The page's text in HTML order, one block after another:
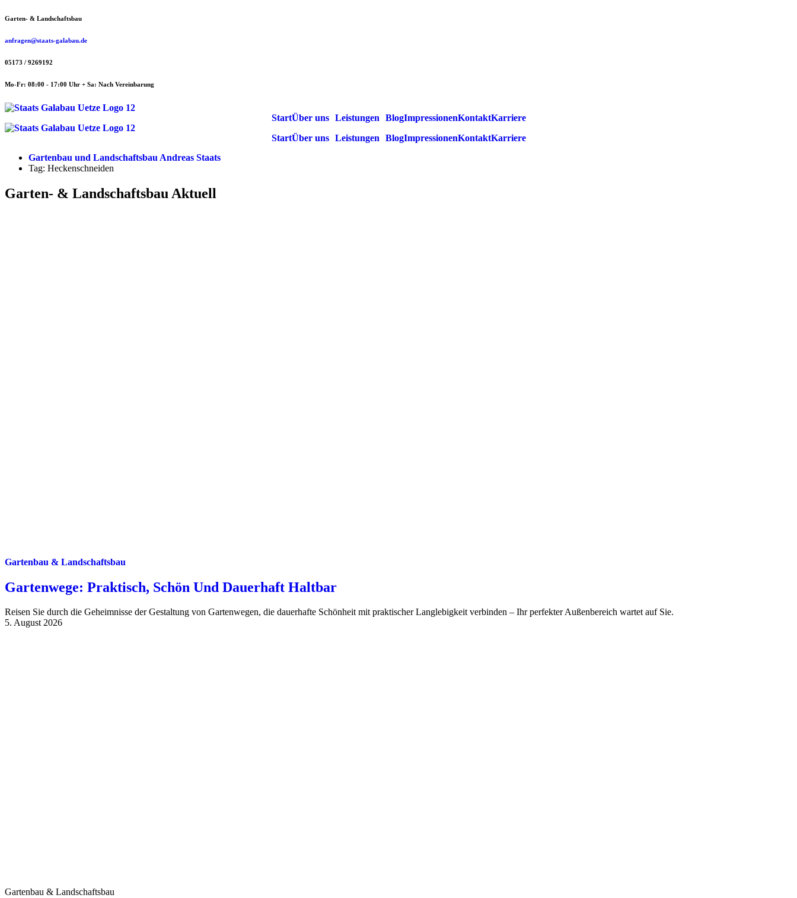
Zum
springen
Garten- & Landschaftsbau
anfragen@staats-galabau.de
05173 / 9269192
Mo-Fr: 08:00 - 17:00 Uhr + Sa: Nach Vereinbarung
StartÜber uns Leistungen BlogImpressionenKontaktKarriere
StartÜber uns Leistungen BlogImpressionenKontaktKarriere
Gartenbau und Landschaftsbau Andreas Staats
Tag: Heckenschneiden
Garten- & Landschaftsbau Aktuell
Gartenbau & Landschaftsbau
Gartenwege: Praktisch, Schön Und Dauerhaft Haltbar
Reisen Sie durch die Geheimnisse der Gestaltung von Gartenwegen, die dauerhafte Schönheit mit praktischer Langlebigkeit verbinden – Ihr perfekter Außenbereich wartet auf Sie.
5. August 2026
Gartenbau & Landschaftsbau